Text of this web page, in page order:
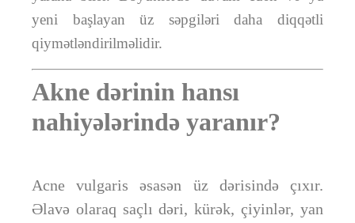
yeni başlayan üz səpgiləri daha diqqətli
qiymətləndirilməlidir.
Akne dərinin hansı
nahiyələrində yaranır?
Acne vulgaris əsasən üz dərisində çıxır.
Əlavə olaraq saçlı dəri, kürək, çiyinlər, yan